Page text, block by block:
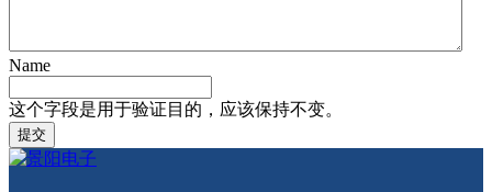
Name
这个字段是用于验证目的，应该保持不变。